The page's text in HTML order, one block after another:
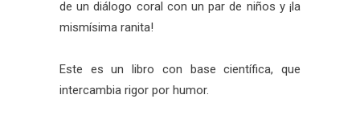
de un diálogo coral con un par de niños y ¡la
mismísima ranita!
Este es un libro con base científica, que
intercambia rigor por humor.